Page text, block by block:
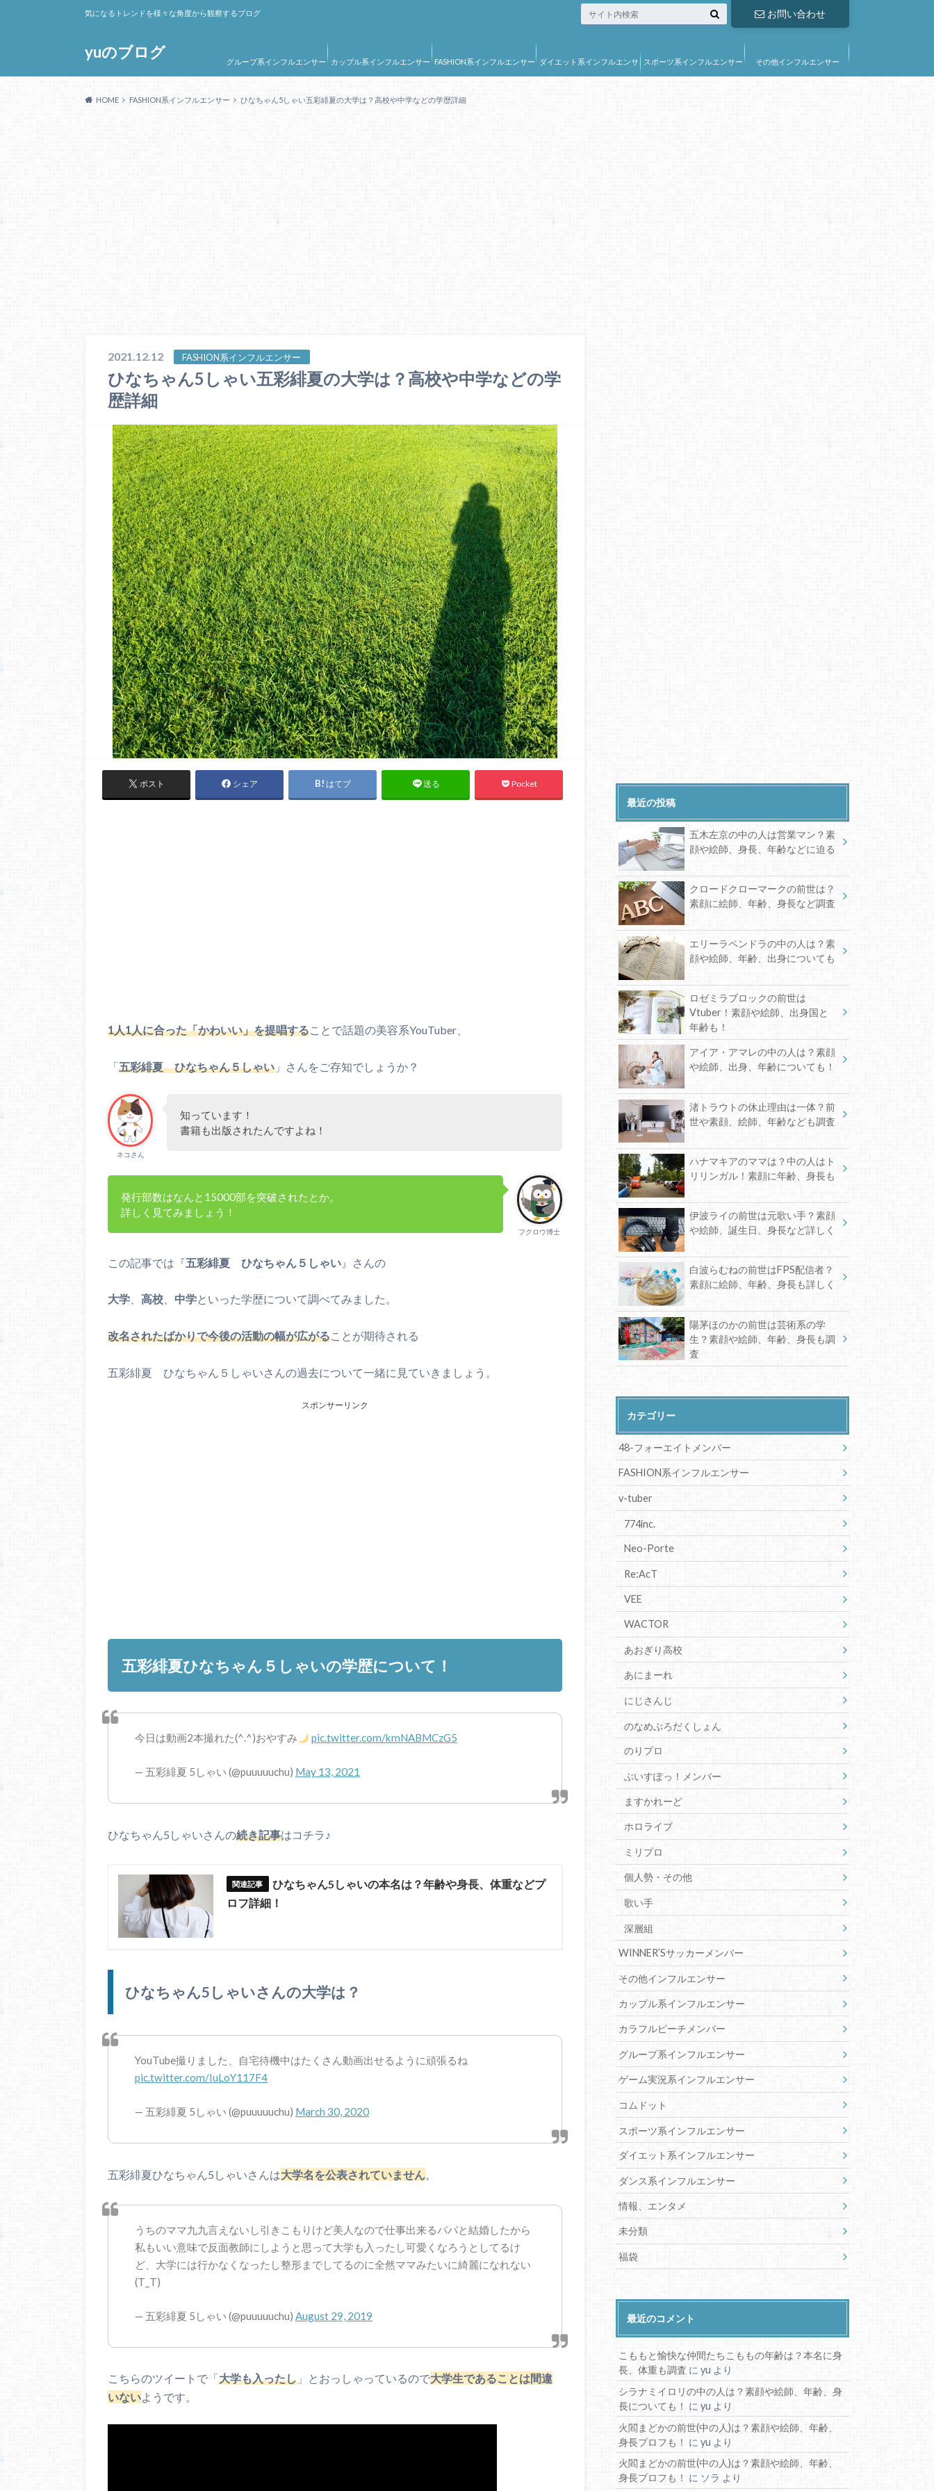
yuのブログ
気になるトレンドを様々な角度から観察するブログ お問い合わせ
グループ系インフルエンサー カップル系インフルエンサー FASHION系インフルエンサー ダイエット系インフルエンサ スポーツ系インフルエンサー その他インフルエンサー
HOME FASHION系インフルエンサー ひなちゃん5しゃい五彩緋夏の大学は？高校や中学などの学歴詳細
2021.12.12 FASHION系インフルエンサー
ひなちゃん5しゃい五彩緋夏の大学は？高校や中学などの学
歴詳細
ポスト シェア はてブ 送る Pocket
1人1人に合った「かわいい」を提唱することで話題の美容系YouTuber、
「五彩緋夏 ひなちゃん５しゃい 」さんをご存知でしょうか？
ネコさん
知っています！
書籍も出版されたんですよね！
フクロウ博士
発行部数はなんと15000部を突破されたとか。
詳しく見てみましょう！
この記事では『五彩緋夏 ひなちゃん５しゃい 』さんの
大学 高校 中学といった学歴について調べてみました。
改名されたばかりで今後の活動の幅が広がることが期待される
五彩緋夏 ひなちゃん５しゃいさんの過去について一緒に見ていきましょう。
スポンサーリンク
五彩緋夏ひなちゃん５しゃいの学歴について！
今日は動画2本撮れた(^.^)おやすみ pic.twitter.com/kmNABMCzG5
— 五彩緋夏 5しゃい (@puuuuuchu) May 13, 2021
ひなちゃん5しゃいさんの続き記事はコチラ♪
ひなちゃん5しゃいの本名は？年齢や身長、体重などプ
ロフ詳細！
ひなちゃん5しゃいさんの大学は？
YouTube撮りました、自宅待機中はたくさん動画出せるように頑張るね
pic.twitter.com/IuLoY117F4
— 五彩緋夏 5しゃい (@puuuuuchu) March 30, 2020
五彩緋夏ひなちゃん5しゃいさんは大学名を公表されていません
うちのママ九九言えないし引きこもりけど美人なので仕事出来るパパと結婚したから
私もいい意味で反面教師にしようと思って大学も入ったし可愛くなろうとしてるけ
ど、大学には行かなくなったし整形までしてるのに全然ママみたいに綺麗になれない
(T_T)
— 五彩緋夏 5しゃい (@puuuuuchu) August 29, 2019
こちらのツイートで「大学も入ったし 」とおっしゃっているので大学生であることは間違
いないようです。
最近の投稿
五木左京の中の人は営業マン？素
顔や絵師、身長、年齢などに迫る
クロードクローマークの前世は？
素顔に絵師、年齢、身長など調査
エリーラペンドラの中の人は？素
顔や絵師、年齢、出身についても
ロゼミラブロックの前世は
Vtuber！素顔や絵師、出身国と
年齢も！
アイア・アマレの中の人は？素顔
や絵師、出身、年齢についても！
渚トラウトの休止理由は一体？前
世や素顔、絵師、年齢なども調査
ハナマキアのママは？中の人はト
リリンガル！素顔に年齢、身長も
伊波ライの前世は元歌い手？素顔
や絵師、誕生日、身長など詳しく
白波らむねの前世はFPS配信者？
素顔に絵師、年齢、身長も詳しく
陽茅ほのかの前世は芸術系の学
生？素顔や絵師、年齢、身長も調
査
カテゴリー
48-フォーエイトメンバー
FASHION系インフルエンサー
v-tuber
774inc.
Neo-Porte
Re:AcT
VEE
WACTOR
あおぎり高校
あにまーれ
にじさんじ
のなめぷろだくしょん
のりプロ
ぶいすぽっ！メンバー
ますかれーど
ホロライブ
ミリプロ
個人勢・その他
歌い手
深層組
WINNER’Sサッカーメンバー
その他インフルエンサー
カップル系インフルエンサー
カラフルピーチメンバー
グループ系インフルエンサー
ゲーム実況系インフルエンサー
コムドット
スポーツ系インフルエンサー
ダイエット系インフルエンサー
ダンス系インフルエンサー
情報、エンタメ
未分類
福袋
最近のコメント
こももと愉快な仲間たちこももの年齢は？本名に身
長、体重も調査 にyu より
シラナミイロリの中の人は？素顔や絵師、年齢、身
長についても！ にyu より
火閻まどかの前世(中の人)は？素顔や絵師、年齢、
身長プロフも！ にyu より
火閻まどかの前世(中の人)は？素顔や絵師、年齢、
身長プロフも！ に ソラ より